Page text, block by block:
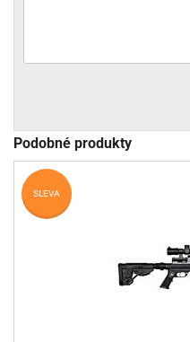
Podobné produkty
SLEVA